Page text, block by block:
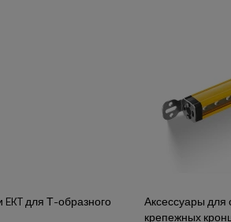
Независимо от того, подвергаются
целостность и
для Т-образного
Аксессуары для
крепежных